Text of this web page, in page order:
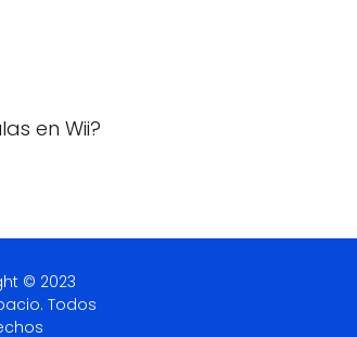
en Wii?
© 2023
Todos